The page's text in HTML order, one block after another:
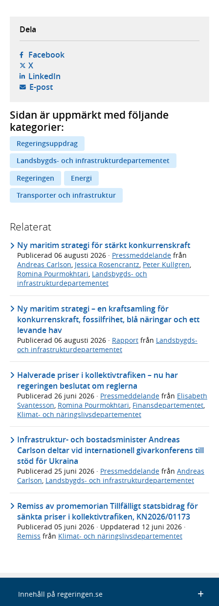
Dela
Facebook- öppnas i ny flik, extern webbplats,
X- öppnas i ny flik, extern webbplats,
LinkedIn- öppnas i ny flik, extern webbplats,
E-post- öppnar din e-postklient,
Sidan är uppmärkt med följande
kategorier:
Regeringsuppdrag
Landsbygds- och infrastrukturdepartementet
Regeringen
Energi
Transporter och infrastruktur
Relaterat
Ny maritim strategi för stärkt konkurrenskraft
Publicerad 06 augusti 2026 · Pressmeddelande från
Andreas Carlson, Jessica Rosencrantz, Peter Kullgren,
Romina Pourmokhtari, Landsbygds- och
infrastrukturdepartementet
Ny maritim strategi – en kraftsamling för
konkurrenskraft, fossilfrihet, blå näringar och ett
levande hav
Publicerad 06 augusti 2026 · Rapport från Landsbygds-
och infrastrukturdepartementet
Halverade priser i kollektivtrafiken – nu har
regeringen beslutat om reglerna
Publicerad 26 juni 2026 · Pressmeddelande från Elisabeth
Svantesson Romina Pourmokhtari Finansdepartementet
Klimat- och näringslivsdepartementet
Infrastruktur- och bostadsminister Andreas
Carlson deltar vid internationell givarkonferens till
stöd för Ukraina
Publicerad 25 juni 2026 · Pressmeddelande från Andreas
Carlson, Landsbygds- och infrastrukturdepartementet
Remiss av promemorian Tillfälligt statsbidrag för
sänkta priser i kollektivtrafiken, KN2026/01173
Publicerad 05 juni 2026 · Uppdaterad 12 juni 2026 ·
Remiss från Klimat- och näringslivsdepartementet
Innehåll på regeringen.se